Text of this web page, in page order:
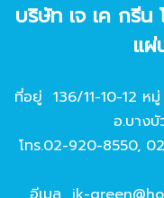
บริษัท เจ เค กรี
แผ่
ที่อยู่ 136/11-10-12 ห
อ.บางบั
โทร.02-920-8550,